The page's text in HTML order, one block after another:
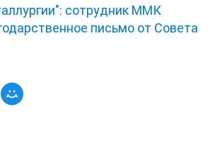
сотрудник ММК
письмо от Совета